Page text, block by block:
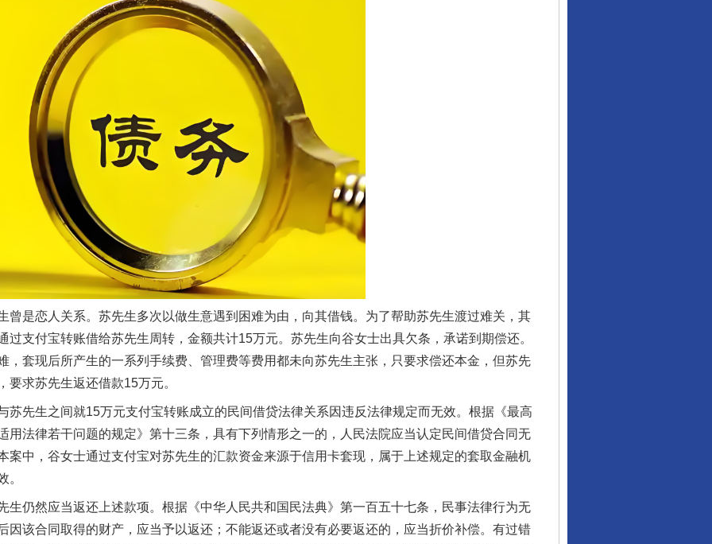
恋人关系。苏先生多次以做生意遇到困难为由，向其借钱。为了帮助苏先生渡过难关，其
过支付宝转账借给苏先生周转，金额共计15万元。苏先生向谷女士出具欠条，承诺到期偿还。
，套现后所产生的一系列手续费、管理费等费用都未向苏先生主张，只要求偿还本金，但苏先
要求苏先生返还借款15万元。
生之间就15万元支付宝转账成立的民间借贷法律关系因违反法律规定而无效。根据《最高
用法律若干问题的规定》第十三条，具有下列情形之一的，人民法院应当认定民间借贷合同无
案中，谷女士通过支付宝对苏先生的汇款资金来源于信用卡套现，属于上述规定的套取金融机
。
然应当返还上述款项。根据《中华人民共和国民法典》第一百五十七条，民事法律行为无
因该合同取得的财产，应当予以返还；不能返还或者没有必要返还的，应当折价补偿。有过错
一纸欠条伤亲情 巡回调解促和解.. 行业协会接连发公告